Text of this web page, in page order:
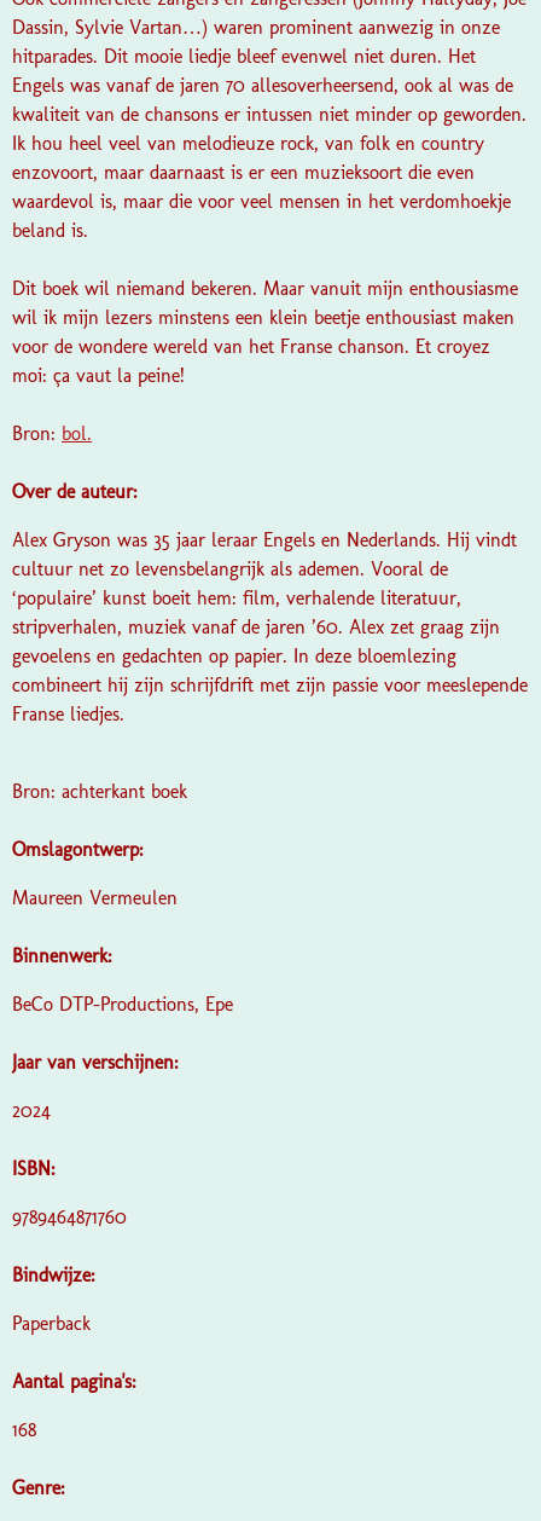
Dassin, Sylvie Vartan…) waren prominent aanwezig in onze
hitparades. Dit mooie liedje bleef evenwel niet duren. Het
Engels was vanaf de jaren 70 allesoverheersend, ook al was de
kwaliteit van de chansons er intussen niet minder op geworden.
Ik hou heel veel van melodieuze rock, van folk en country
enzovoort, maar daarnaast is er een muzieksoort die even
waardevol is, maar die voor veel mensen in het verdomhoekje
beland is.
Dit boek wil niemand bekeren. Maar vanuit mijn enthousiasme
wil ik mijn lezers minstens een klein beetje enthousiast maken
voor de wondere wereld van het Franse chanson. Et croyez
moi: ça vaut la peine!
Bron: bol.
Over de auteur:
Alex Gryson was 35 jaar leraar Engels en Nederlands. Hij vindt
cultuur net zo levensbelangrijk als ademen. Vooral de
‘populaire’ kunst boeit hem: film, verhalende literatuur,
stripverhalen, muziek vanaf de jaren ’60. Alex zet graag zijn
gevoelens en gedachten op papier. In deze bloemlezing
combineert hij zijn schrijfdrift met zijn passie voor meeslepende
Franse liedjes.
Bron: achterkant boek
Omslagontwerp:
Maureen Vermeulen
Binnenwerk:
BeCo DTP-Productions, Epe
Jaar van verschijnen:
2024
ISBN:
9789464871760
Bindwijze:
Paperback
Aantal pagina's:
168
Genre: